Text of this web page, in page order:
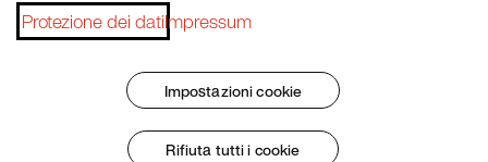
Termini e condizioni generali Protezione dei dati
Protezione dei datiImpressum
Impostazioni cookie
Rifiuta tutti i cookie